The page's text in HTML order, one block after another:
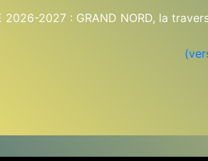
2026-2027 : GRAND NORD, la